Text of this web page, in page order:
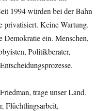
1994 würden bei der Bahn
privatisiert. Keine Wartung.
Demokratie ein. Menschen,
Politikberater,
trage unser Land.
Flüchtlingsarbeit,